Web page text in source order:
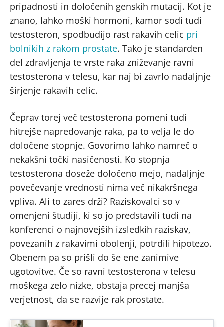
pripadnosti in določenih genskih mutacij. Kot je
znano, lahko moški hormoni, kamor sodi tudi
testosteron, spodbudijo rast rakavih celic pri
bolnikih z rakom prostate. Tako je standarden
del zdravljenja te vrste raka zniževanje ravni
testosterona v telesu, kar naj bi zavrlo nadaljnje
širjenje rakavih celic.
Čeprav torej več testosterona pomeni tudi
hitrejše napredovanje raka, pa to velja le do
določene stopnje. Govorimo lahko namreč o
nekakšni točki nasičenosti. Ko stopnja
testosterona doseže določeno mejo, nadaljnje
povečevanje vrednosti nima več nikakršnega
vpliva. Ali to zares drži? Raziskovalci so v
omenjeni študiji, ki so jo predstavili tudi na
konferenci o najnovejših izsledkih raziskav,
povezanih z rakavimi obolenji, potrdili hipotezo.
Obenem pa so prišli do še ene zanimive
ugotovitve. Če so ravni testosterona v telesu
moškega zelo nizke, obstaja precej manjša
verjetnost, da se razvije rak prostate.